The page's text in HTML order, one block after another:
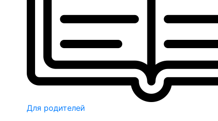
Для родителей